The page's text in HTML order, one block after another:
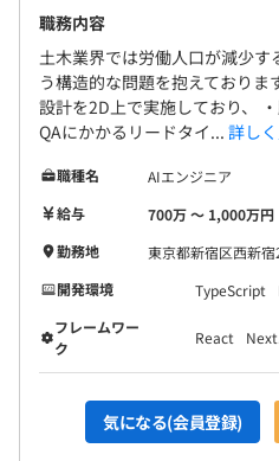
職務内容
土木業界では労働人口が減少す
う構造的な問題を抱えておりま
設計を2D上で実施しており、
QAにかかるリードタイ... 詳し
職種名
AIエンジニア
給与
700万 〜 1,000万円
勤務地
東京都新宿区西新宿
開発環境
TypeScript
フレームワー
ク
React
気になる(会員登録)